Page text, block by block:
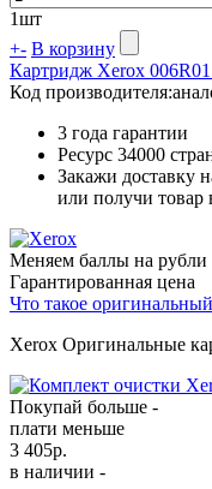
1шт
+- В корзину
Картридж Xerox
Код производителя:
3 года гарантии
Ресурс 34000
Закажи доставку
или получи товар
Меняем баллы на рубли
Гарантированная цена
Что такое
Xerox Оригинальные
Покупай больше -
плати меньше
3 405р.
в наличии -